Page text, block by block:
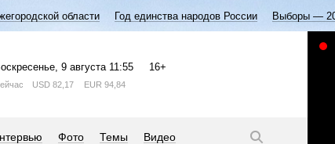
области Год единства народов России Выборы —
, 9 августа 11:55 16+
USD 82,17 EUR 94,84
Фото Темы Видео